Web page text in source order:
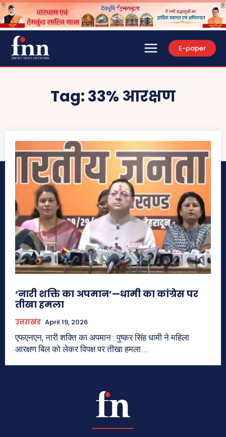
E-paper
Tag:33% आरक्षण
‘नारी शक्ति का अपमान’—धामी का कांग्रेस पर
तीखा हमला
उत्तराखंड April 19, 2026
एफएनएन, नारी शक्ति का अपमान : पुष्कर सिंह धामी ने महिला
आरक्षण बिल को लेकर विपक्ष पर तीखा हमला...